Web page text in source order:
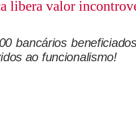
libera valor
bancários
ao funcionalismo!